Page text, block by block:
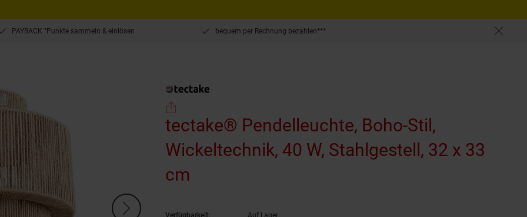
PAYBACK °Punkte sammeln & einlösen bequem per Rechnung bezahlen***
tectake® Pendelleuchte, Boho-Stil,
Wickeltechnik, 40 W, Stahlgestell, 32 x 33
cm
Verfügbarkeit:
Auf Lager